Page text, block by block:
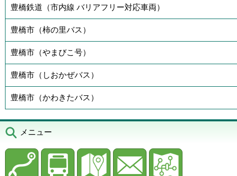
豊橋鉄道（市内線 バリアフリー対応車両）
豊橋市（柿の里バス）
豊橋市（やまびこ号）
豊橋市（しおかぜバス）
豊橋市（かわきたバス）
メニュー